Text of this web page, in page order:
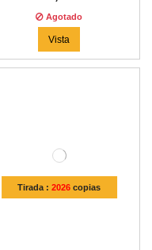
Agotado
Vista
Tirada :2026 copias